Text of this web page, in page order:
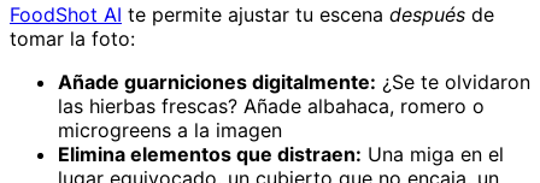
FoodShot AI te permite ajustar tu escena después de
tomar la foto:
Añade guarniciones digitalmente: ¿Se te olvidaron
las hierbas frescas? Añade albahaca, romero o
microgreens a la imagen
Elimina elementos que distraen: Una miga en el